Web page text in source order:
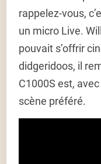
rappelez-vous,
un micro Live.
pouvait s’offrir
didgeridoos, il
C1000S est,
scène préféré.